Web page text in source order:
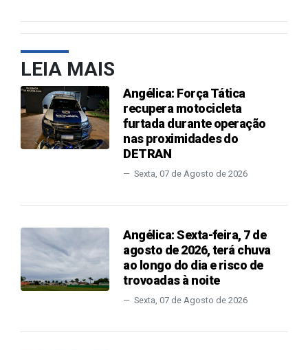
LEIA MAIS
Angélica: Força Tática
recupera motocicleta
furtada durante operação
nas proximidades do
DETRAN
Sexta, 07 de Agosto de 2026
Angélica: Sexta-feira, 7 de
agosto de 2026, terá chuva
ao longo do dia e risco de
trovoadas à noite
Sexta, 07 de Agosto de 2026